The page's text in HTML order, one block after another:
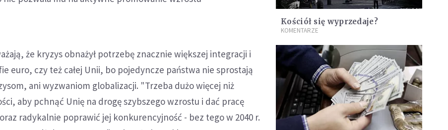
że kryzys obnażył potrzebę znacznie większej integracji i
euro, czy też całej Unii, bo pojedyncze państwa nie sprostają
ani wyzwaniom globalizacji. "Trzeba dużo więcej niż
aby pchnąć Unię na drogę szybszego wzrostu i dać pracę
radykalnie poprawić jej konkurencyjność - bez tego w 2040 r.
Kościół się wyprzedaje?
KOMENTARZE